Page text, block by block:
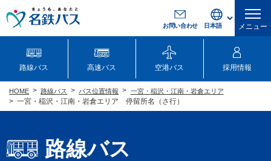
お問い合わせ メニュー
路線バス 高速バス 空港バス 採用情報
路線バス
HOME 路線バス バス位置情報 一宮・稲沢・江南・岩倉エリア
一宮・稲沢・江南・岩倉エリア 停留所名（さ行）